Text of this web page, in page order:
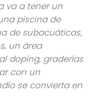
va a tener un
piscina de
de subacuáticas,
un área
doping, graderías
con un
se convierta en